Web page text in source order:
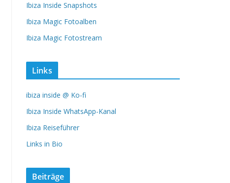
Ibiza Inside Snapshots
Ibiza Magic Fotoalben
Ibiza Magic Fotostream
Links
ibiza inside @ Ko-fi
Ibiza Inside WhatsApp-Kanal
Ibiza Reiseführer
Links in Bio
Beiträge